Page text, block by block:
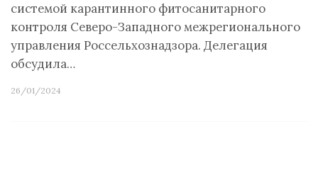
системой карантинного фитосанитарного
контроля Северо-Западного межрегионального
управления Россельхознадзора. Делегация
обсудила…
26/01/2024